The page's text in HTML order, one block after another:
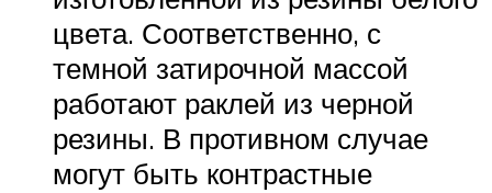
цвета. Соответственно, с
темной затирочной массой
работают раклей из черной
резины. В противном случае
могут быть контрастные